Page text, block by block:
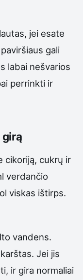
jei esate
gali
labai nešvarios
perrinkti ir
girą
cikoriją, cukrų ir
verdančio
viskas ištirps.
vandens.
Jei jis
ir gira normaliai